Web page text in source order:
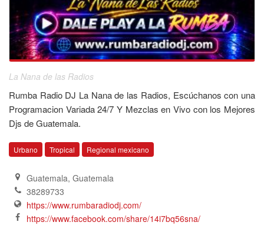
La Nana de las Radios
Rumba Radio DJ La Nana de las Radios, Escúchanos con una
Programacion Variada 24/7 Y Mezclas en Vivo con los Mejores
Djs de Guatemala.
Urbano Tropical Regional mexicano
Guatemala, Guatemala
38289733
https://www.rumbaradiodj.com/
https://www.facebook.com/share/14i7bq56sna/